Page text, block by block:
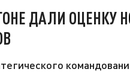
ДАЛИ ОЦЕНКУ